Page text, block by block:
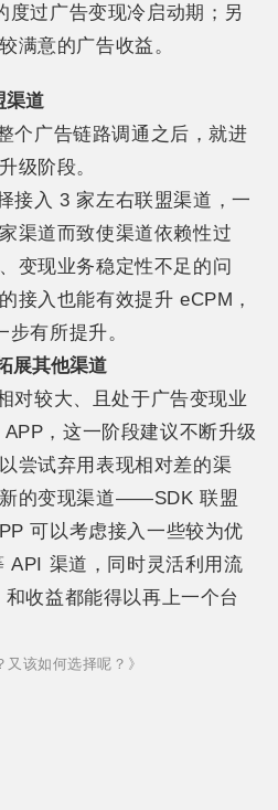
度过广告变现冷启动期；另
满意的广告收益。
渠道
个广告链路调通之后，就进
级阶段。
接入 3 家左右联盟渠道，一
渠道而致使渠道依赖性过
变现业务稳定性不足的问
接入也能有效提升 eCPM，
有所提升。
展其他渠道
对较大、且处于广告变现业
，这一阶段建议不断升级
尝试弃用表现相对差的渠
的变现渠道——SDK 联盟
可以考虑接入一些较为优
API 渠道，同时灵活利用流
收益都能得以再上一个台
该如何选择呢？》